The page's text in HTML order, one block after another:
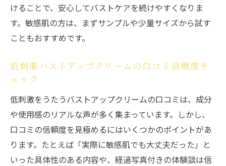
けることで、安心してバストケアを続けやすくなりま
す。敏感肌の方は、まずサンプルや少量サイズから試す
こともおすすめです。
低刺激バストアップクリームの口コミ信頼度チ
ェック
低刺激をうたうバストアップクリームの口コミは、成分
や使用感のリアルな声が多く集まっています。しかし、
口コミの信頼度を見極めるにはいくつかのポイントがあ
ります。たとえば「実際に敏感肌でも大丈夫だった」と
いった具体性のある内容や、経過写真付きの体験談は信